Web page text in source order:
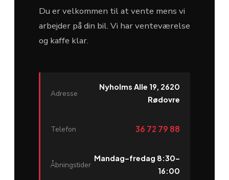
Du er velkommen til at vente mens vi
arbejder på din bil. Vi har venteværelse
og kaffe klar.
Adresse
Nyholms Alle 19, 2620
Rødovre
Telefon 36 72 79 88
Åbningstider
Mandag–fredag 8:30–
16:00